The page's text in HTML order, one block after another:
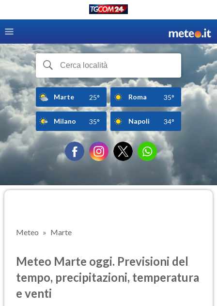
Marte 25° Roma 35°
Milano 35° Napoli 34°
Meteo Marte
Meteo Marte oggi. Previsioni del
tempo, precipitazioni, temperatura
e venti